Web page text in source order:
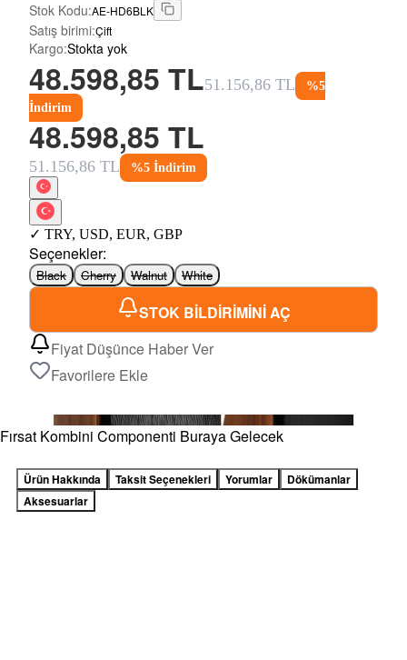
Stok Kodu:AE-HD6BLK
Satış birimi:Çift
Kargo:Stokta yok
48.598,85 TL51.156,86 TL %5
İndirim
48.598,85 TL
51.156,86 TL %5 İndirim
✓ TRY, USD, EUR, GBP
Seçenekler:
Black Cherry Walnut White
STOK BİLDİRİMİNİ AÇ
Fiyat Düşünce Haber Ver
Favorilere Ekle
Fırsat Kombini Componenti Buraya Gelecek
Ürün Hakkında Taksit Seçenekleri Yorumlar
Dökümanlar
Aksesuarlar